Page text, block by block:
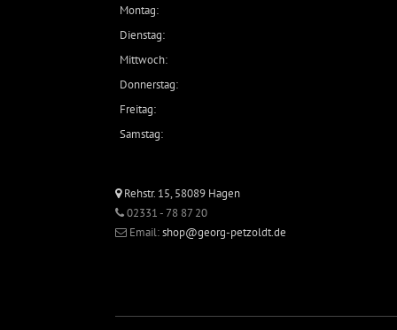
Montag:
Dienstag:
Mittwoch:
Donnerstag:
Freitag:
Samstag:
Rehstr. 15, 58089 Hagen
02331 - 78 87 20
Email:shop@georg-petzoldt.de